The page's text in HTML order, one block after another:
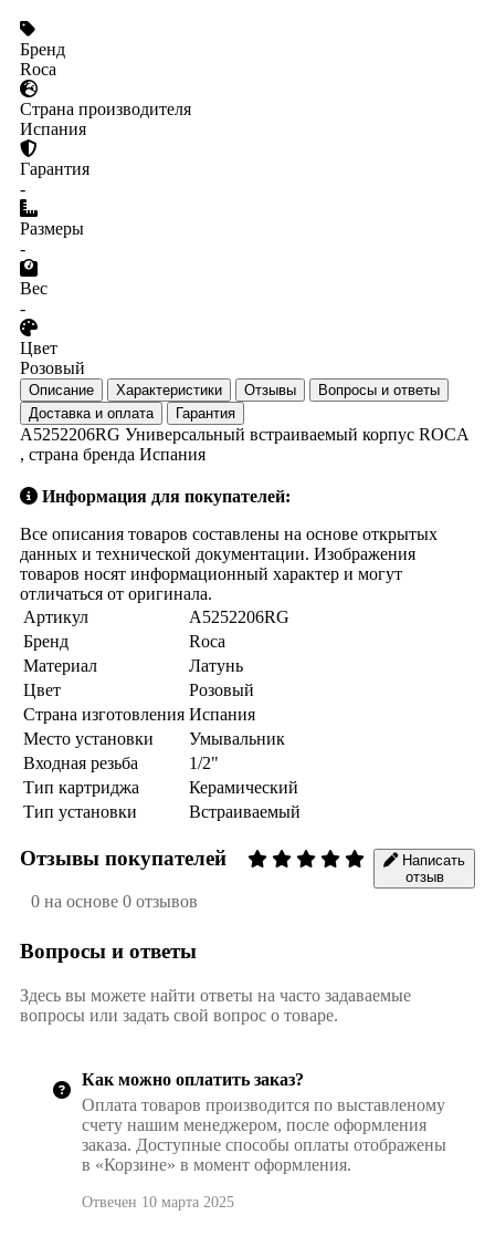
Бренд
Roca
Страна производителя
Испания
Гарантия
-
Размеры
-
Вес
-
Цвет
Розовый
Описание Характеристики Отзывы
Вопросы и ответы
Доставка и оплата
Гарантия
A5252206RG Универсальный встраиваемый корпус ROCA
, страна бренда Испания
Информация для покупателей:
Все описания товаров составлены на основе открытых
данных и технической документации. Изображения
товаров носят информационный характер и могут
отличаться от оригинала.
Артикул
A5252206RG
Бренд
Roca
Материал
Латунь
Цвет
Розовый
Страна изготовления Испания
Место установки
Умывальник
Входная резьба
1/2"
Тип картриджа
Керамический
Тип установки
Встраиваемый
Отзывы покупателей
0 на основе 0 отзывов
Написать
отзыв
Вопросы и ответы
Здесь вы можете найти ответы на часто задаваемые
вопросы или задать свой вопрос о товаре.
Как можно оплатить заказ?
Оплата товаров производится по выставленому
счету нашим менеджером, после оформления
заказа. Доступные способы оплаты отображены
в «Корзине» в момент оформления.
Отвечен 10 марта 2025